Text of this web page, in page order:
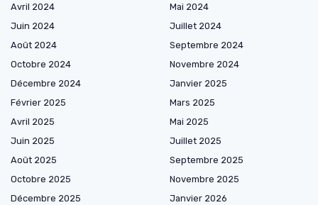
Avril 2024
Mai 2024
Juin 2024
Juillet 2024
Août 2024
Septembre 2024
Octobre 2024
Novembre 2024
Décembre 2024
Janvier 2025
Février 2025
Mars 2025
Avril 2025
Mai 2025
Juin 2025
Juillet 2025
Août 2025
Septembre 2025
Octobre 2025
Novembre 2025
Décembre 2025
Janvier 2026